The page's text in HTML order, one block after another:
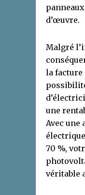
d’œuvre.
Malgré
la facture
une
Avec une
70 %,
véritable